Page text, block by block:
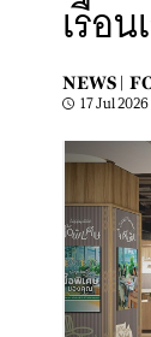
เรือ
NEWS |
17 Jul 2026